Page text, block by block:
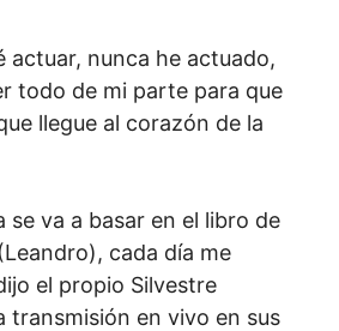
actuar, nunca he actuado,
todo de mi parte para que
llegue al corazón de la
se va a basar en el libro de
cada día me
el propio Silvestre
transmisión en vivo en sus